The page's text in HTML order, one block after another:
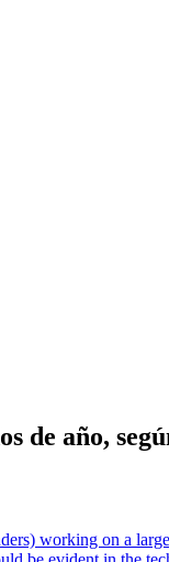
de año,